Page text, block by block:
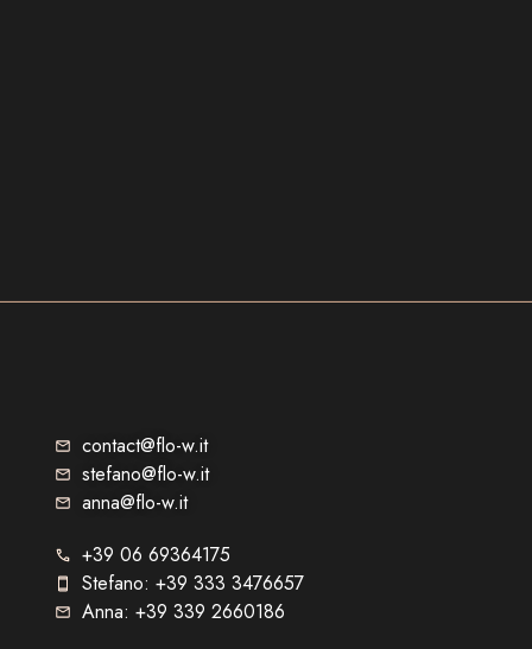
contact@flo-w.it
stefano@flo-w.it
anna@flo-w.it
+39 06 69364175
Stefano: +39 333 3476657
Anna: +39 339 2660186